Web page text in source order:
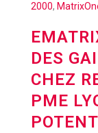
2000,
DES
CHEZ
PME